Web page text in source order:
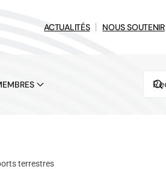
ACTUALITÉS NOUS SOUTENIR
terrestres